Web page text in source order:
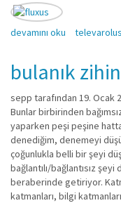
Ah bir flux olsa.. hakkında
devamını oku
bulanık zihin
sepp tarafından 19. Ocak
Bunlar birbirinden
yaparken peşi peşine
denediğim, denemeyi
çoğunlukla belli bir şeyi
bağlantılı/bağlantısız
beraberinde getiriyor.
katmanları, bilgi